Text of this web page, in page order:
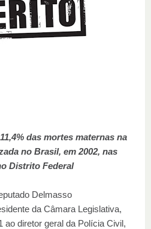
das mortes maternas na
no Brasil, em 2002, nas
Distrito Federal
Delmasso
da Câmara Legislativa,
ao diretor geral da Polícia Civil,